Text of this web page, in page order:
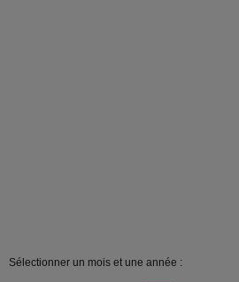
Sélectionner un mois et une année :